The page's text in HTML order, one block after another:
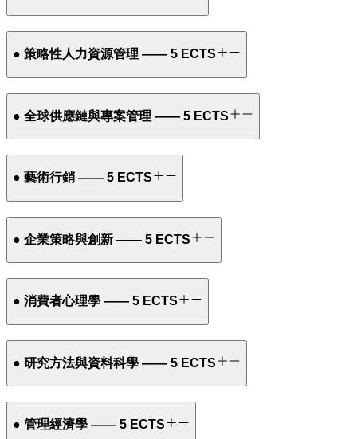
● 策略性人力資源管理 —— 5 ECTS
● 全球供應鏈與專案管理 —— 5 ECTS
● 藝術行銷 —— 5 ECTS
● 企業策略與創新 —— 5 ECTS
● 消費者心理學 —— 5 ECTS
● 研究方法與資料科學 —— 5 ECTS
● 管理經濟學 —— 5 ECTS